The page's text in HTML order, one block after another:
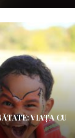
VIAȚA CU